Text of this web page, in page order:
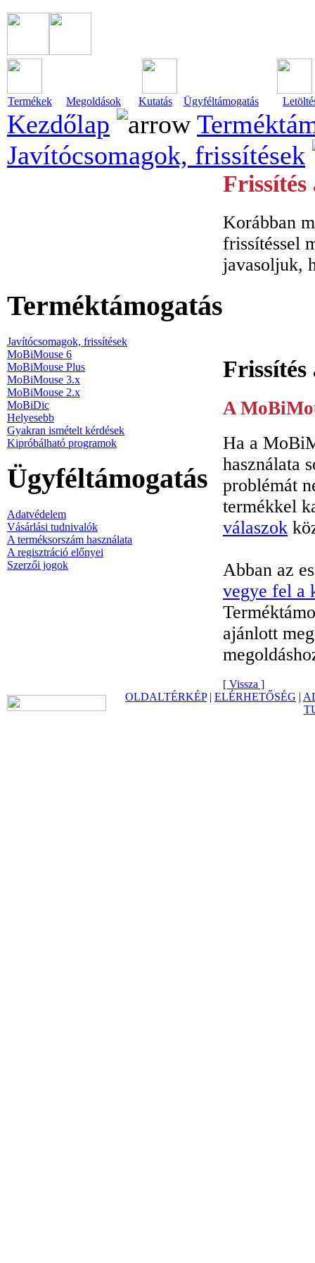
Termékek Megoldások Kutatás Ügyféltámogatás
Kezdőlap
Javítócsomagok, frissítések
Terméktámogatás
Javítócsomagok, frissítések
MoBiMouse 6
MoBiMouse Plus
MoBiMouse 3.x
MoBiMouse 2.x
MoBiDic
Helyesebb
Gyakran ismételt kérdések
Kipróbálható programok
Ügyféltámogatás
Adatvédelem
Vásárlási tudnivalók
A terméksorszám használata
A regisztráció előnyei
Szerzői jogok
Korábban
frissítéssel
javasoljuk,
A
Ha a
használata
problémát
termékkel
válaszok
Abban az
vegye fel a
ajánlott
[ Vissza ]
OLDALTÉRKÉP| ELÉRHETŐSÉG |